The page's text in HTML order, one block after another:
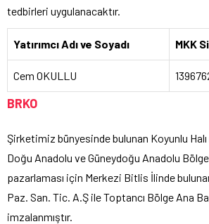
tedbirleri uygulanacaktır.
Yatırımcı Adı ve Soyadı MKK
Cem OKULLU
BRKO
Şirketimiz bünyesinde bulunan Koyunlu
Doğu Anadolu ve Güneydoğu Anadolu
pazarlaması için Merkezi Bitlis İlinde
Paz. San. Tic. A.Ş ile Toptancı Bölge Ana
imzalanmıştır.